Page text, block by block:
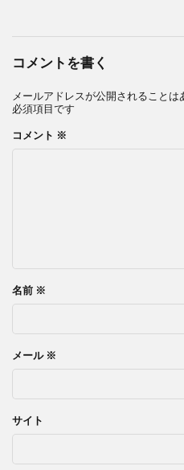
コメントを書く
メールアドレスが公開されることは
必須項目です
コメント ※
名前 ※
メール ※
サイト